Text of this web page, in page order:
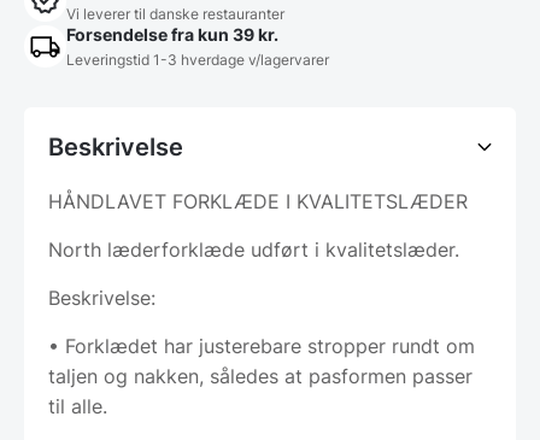
Vi leverer til danske restauranter
Forsendelse fra kun 39 kr.
Leveringstid 1-3 hverdage v/lagervarer
Beskrivelse
HÅNDLAVET FORKLÆDE I KVALITETSLÆDER
North læderforklæde udført i kvalitetslæder.
Beskrivelse:
• Forklædet har justerebare stropper rundt om
taljen og nakken, således at pasformen passer
til alle.